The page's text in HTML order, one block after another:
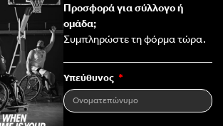
Προσφορά για σύλλογο ή
ομάδα;
Συμπληρώστε τη φόρμα τώρα.
Υπεύθυνος